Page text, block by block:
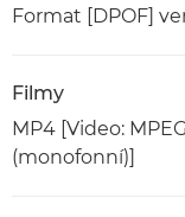
Format [DPOF]
Filmy
MP4 [Video:
(monofonní)]